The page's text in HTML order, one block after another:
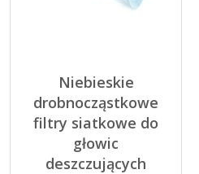
Niebieskie
drobnocząstkowe
filtry siatkowe do
głowic
deszczujących